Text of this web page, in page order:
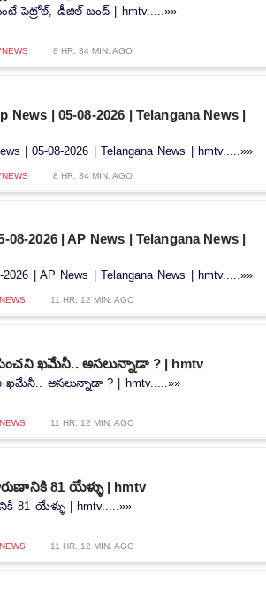
పెట్రోల్, డీజిల్ బంద్ | hmtv.....»»
8 HR. 34 MIN. AGO
News | 05-08-2026 | Telangana News |
| 05-08-2026 | Telangana News | hmtv.....»»
8 HR. 34 MIN. AGO
2026 | AP News | Telangana News |
| AP News | Telangana News | hmtv.....»»
11 HR. 12 MIN. AGO
ఖమేనీ.. అసలున్నాడా ? | hmtv
ఖమేనీ.. అసలున్నాడా ? | hmtv.....»»
11 HR. 12 MIN. AGO
81 యేళ్ళు | hmtv
81 యేళ్ళు | hmtv.....»»
11 HR. 12 MIN. AGO